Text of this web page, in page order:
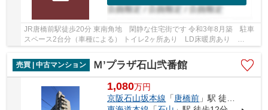
JR唐橋前駅徒歩20分 東南角地 閑静な住宅街です 令和3年8月築 駐車
スペース2台分（車種による） トイレ2ヶ所あり LD床暖房あり
売買 | 中古マンション
Ｍ’プラザ石山弐番館
1,080万円
京阪石山坂本線 「唐橋前 」駅 徒歩5分